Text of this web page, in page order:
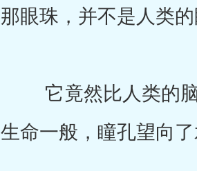
那眼珠，并不是人类的
它竟然比人类的脑
生命一般，瞳孔望向